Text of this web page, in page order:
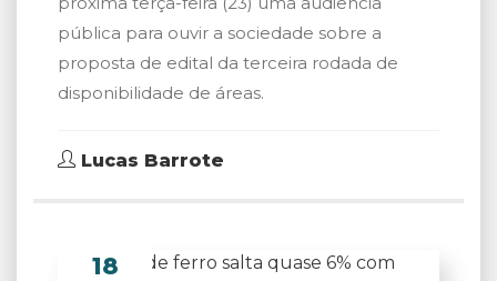
pública para ouvir a sociedade sobre a
proposta de edital da terceira rodada de
disponibilidade de áreas.
Lucas Barrote
18